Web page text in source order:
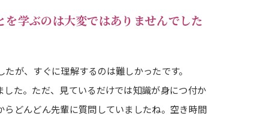
学ぶのは大変ではありませんでした
が、すぐに理解するのは難しかったです。
た。ただ、見ているだけでは知識が身につ付か
どんどん先輩に質問していましたね。空き時間